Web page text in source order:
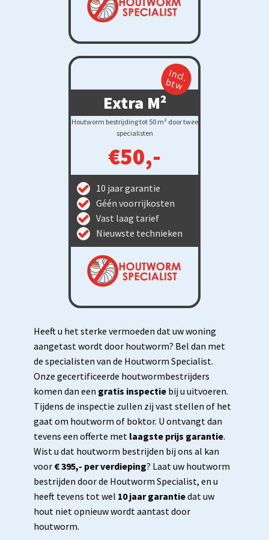
Incl.
btw
Extra M²
Houtworm bestrijding tot 50 m² door twee
specialisten
€50,-
10 jaar garantie
Géén voorrijkosten
Vast laag tarief
Nieuwste technieken
Heeft u het sterke vermoeden dat uw woning
aangetast wordt door houtworm? Bel dan met
de specialisten van de Houtworm Specialist.
Onze gecertificeerde houtwormbestrijders
komen dan een gratis inspectie bij u uitvoeren.
Tijdens de inspectie zullen zij vast stellen of het
gaat om houtworm of boktor. U ontvangt dan
tevens een offerte met laagste prijs garantie.
Wist u dat houtworm bestrijden bij ons al kan
voor € 395,- per verdieping? Laat uw houtworm
bestrijden door de Houtworm Specialist, en u
heeft tevens tot wel 10 jaar garantiedat uw
hout niet opnieuw wordt aantast door
houtworm.